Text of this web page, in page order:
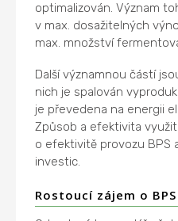
optimalizován. Význam
v max. dosažitelných
max. množství
Další významnou částí
nich je spalován
je převedena na energii
Způsob a efektivita
o efektivitě provozu BPS
investic.
Rostoucí zájem o BPS